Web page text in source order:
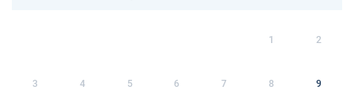
1 2
3 4 5 6 7 8 9